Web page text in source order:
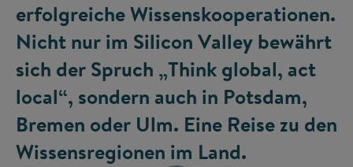
erfolgreiche Wissenskooperationen.
Nicht nur im Silicon Valley bewährt
sich der Spruch „Think global, act
local“, sondern auch in Potsdam,
Bremen oder Ulm. Eine Reise zu den
Wissensregionen im Land.